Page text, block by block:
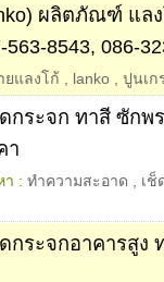
ผลิตภัณฑ์ แลง
8543, 086-
ยแลงโก้ lanko ปูนเก
กระจก ทาสี ซัก
า
า : ทำความสะอาด
เช็
กระจกอาคารสูง